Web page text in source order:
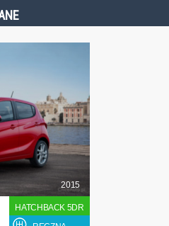
2015
HATCHBACK 5DR